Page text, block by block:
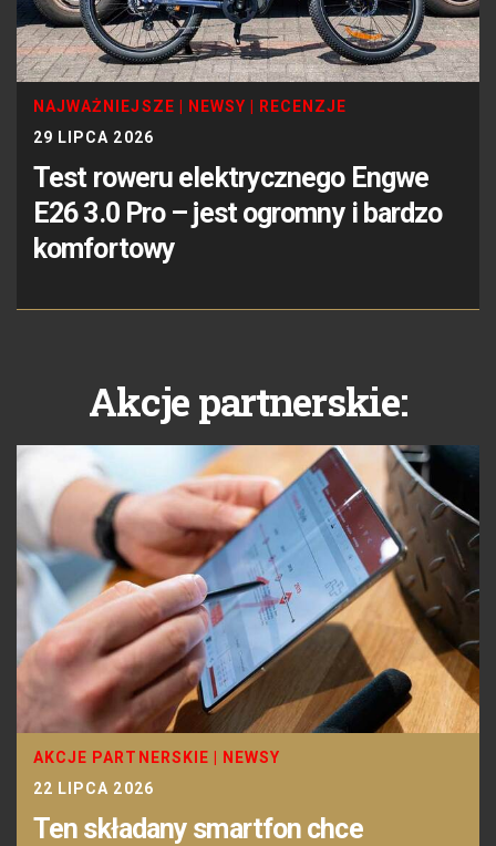
NAJWAŻNIEJSZE NEWSY
RECENZJE
29 LIPCA 2026
Test roweru elektrycznego Engwe
E26 3.0 Pro – jest ogromny i bardzo
komfortowy
Akcje partnerskie:
AKCJE PARTNERSKIE
NEWSY
22 LIPCA 2026
Ten składany smartfon chce